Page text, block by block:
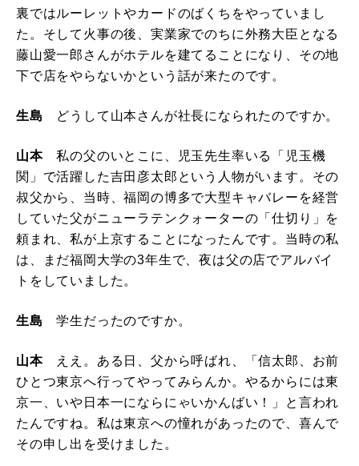
裏ではルーレットやカードのばくちをやっていまし
た。そして火事の後、実業家でのちに外務大臣となる
藤山愛一郎さんがホテルを建てることになり、その地
下で店をやらないかという話が来たのです。
生島 どうして山本さんが社長になられたのですか。
山本私の父のいとこに、児玉先生率いる「児玉機
関」で活躍した吉田彦太郎という人物がいます。その
叔父から、当時、福岡の博多で大型キャバレーを経営
していた父がニューラテンクォーターの「仕切り」を
頼まれ、私が上京することになったんです。当時の私
は、まだ福岡大学の3年生で、夜は父の店でアルバイ
トをしていました。
生島 学生だったのですか。
山本ええ。ある日、父から呼ばれ、「信太郎、お前
ひとつ東京へ行ってやってみらんか。やるからには東
京一、いや日本一にならにゃいかんばい！」と言われ
たんですね。私は東京への憧れがあったので、喜んで
その申し出を受けました。